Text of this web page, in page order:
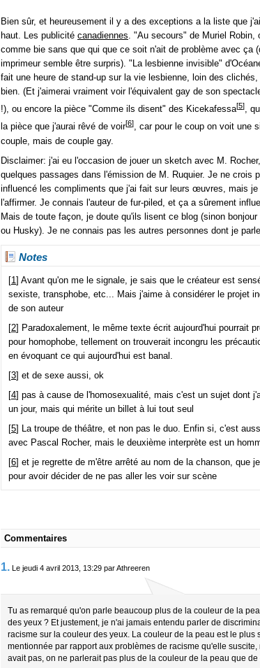
Bien sûr, et heureusement il y a des exceptions a la liste que
haut. Les publicité canadiennes . "Au secours" de Muriel
comme bie sans que qui que ce soit n'ait de problème avec ça
imprimeur semble être surpris). "La lesbienne invisible"
fait une heure de stand-up sur la vie lesbienne, loin des
bien. (Et j'aimerai vraiment voir l'équivalent gay de son
!), ou encore la pièce "Comme ils disent" des Kicekafessa[5],
la pièce que j'aurai rêvé de voir[6], car pour le coup on voit une
couple, mais de couple gay.
Disclaimer: j'ai eu l'occasion de jouer un sketch avec M.
quelques passages dans l'émission de M. Ruquier. Je ne crois
influencé les compliments que j'ai fait sur leurs œuvres, mais je
l'affirmer. Je connais l'auteur de fur-piled, et ça a sûrement
Mais de toute façon, je doute qu'ils lisent ce blog (sinon
ou Husky). Je ne connais pas les autres personnes dont je
Notes
[1 ] Avant qu'on me le signale, je sais que le créateur est
sexiste, transphobe, etc... Mais j'aime à considérer le projet
de son auteur
[2] Paradoxalement, le même texte écrit aujourd'hui pourrait
pour homophobe, tellement on trouverait incongru les
en évoquant ce qui aujourd'hui est banal.
[3] et de sexe aussi, ok
[4] pas à cause de l'homosexualité, mais c'est un sujet dont
un jour, mais qui mérite un billet à lui tout seul
[5] La troupe de théâtre, et non pas le duo. Enfin si, c'est
avec Pascal Rocher, mais le deuxième interprète est un
[6] et je regrette de m'être arrêté au nom de la chanson, que je
pour avoir décider de ne pas aller les voir sur scène
Commentaires
1. Le jeudi 4 avril 2013, 13:29 par Athreeren
Tu as remarqué qu'on parle beaucoup plus de la couleur de la
des yeux ? Et justement, je n'ai jamais entendu parler de
racisme sur la couleur des yeux. La couleur de la peau est le plus
mentionnée par rapport aux problèmes de racisme qu'elle suscite,
avait pas, on ne parlerait pas plus de la couleur de la peau que